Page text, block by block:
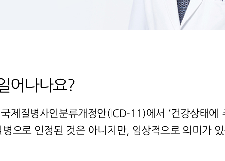
어나나요?
질병사인분류개정안(ICD-11)에서 ‘건강상태에
으로 인정된 것은 아니지만, 임상적으로 의미가